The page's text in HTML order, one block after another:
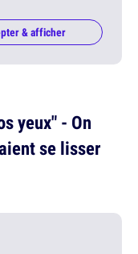
& afficher
yeux" - On
se lisser